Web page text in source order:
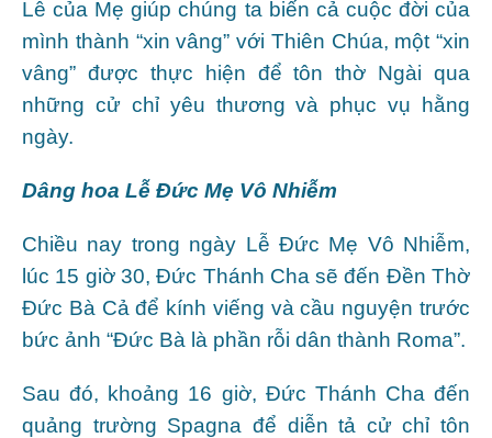
Lễ của Mẹ giúp chúng ta biến cả cuộc đời của
mình thành “xin vâng” với Thiên Chúa, một “xin
vâng” được thực hiện để tôn thờ Ngài qua
những cử chỉ yêu thương và phục vụ hằng
ngày.
Dâng hoa Lễ Đức Mẹ Vô Nhiễm
Chiều nay trong ngày Lễ Đức Mẹ Vô Nhiễm,
lúc 15 giờ 30, Đức Thánh Cha sẽ đến Đền Thờ
Đức Bà Cả để kính viếng và cầu nguyện trước
bức ảnh “Đức Bà là phần rỗi dân thành Roma”.
Sau đó, khoảng 16 giờ, Đức Thánh Cha đến
quảng trường Spagna để diễn tả cử chỉ tôn